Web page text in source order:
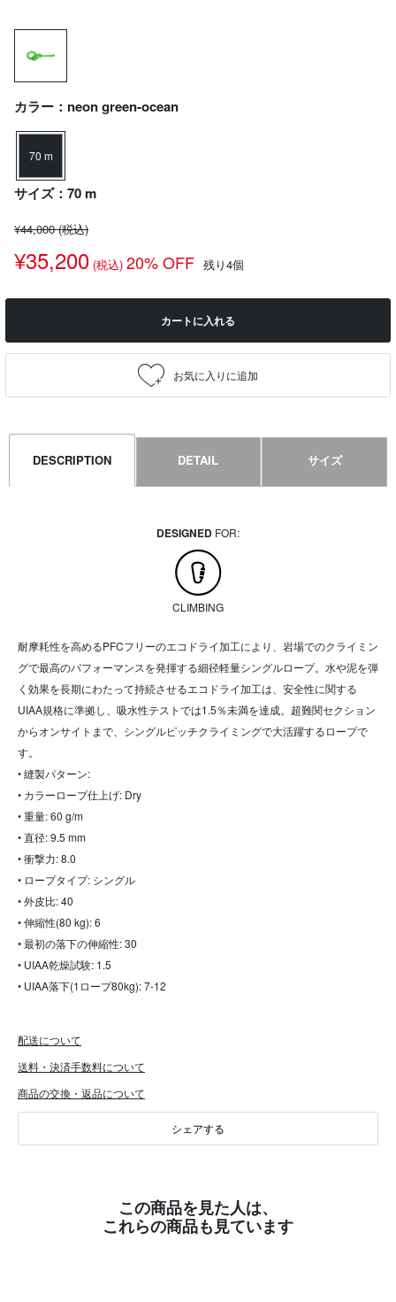
カラー：neon green-ocean
70 m
サイズ：70 m
¥44,000(税込)
¥35,200 (税込) 20% OFF 残り4個
カートに入れる
DESCRIPTION DETAIL サイズ
DESIGNED FOR:
CLIMBING
耐摩耗性を高めるPFCフリーのエコドライ加工により、岩場でのクライミン
グで最高のパフォーマンスを発揮する細径軽量シングルロープ。水や泥を弾
く効果を長期にわたって持続させるエコドライ加工は、安全性に関する
UIAA規格に準拠し、吸水性テストでは1.5％未満を達成。超難関セクション
からオンサイトまで、シングルピッチクライミングで大活躍するロープで
す。
• 縫製パターン:
• カラーロープ仕上げ: Dry
• 重量: 60 g/m
• 直径: 9.5 mm
• 衝撃力: 8.0
• ロープタイプ: シングル
• 外皮比: 40
• 伸縮性(80 kg): 6
• 最初の落下の伸縮性: 30
• UIAA乾燥試験: 1.5
• UIAA落下(1ロープ80kg): 7-12
配送について
送料・決済手数料について
商品の交換・返品について
シェアする
この商品を見た人は、
これらの商品も見ています